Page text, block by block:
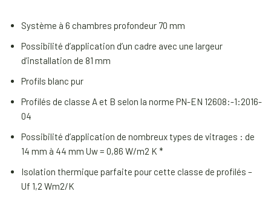
Système à 6 chambres profondeur 70 mm
Possibilité d’application d’un cadre avec une largeur
d’installation de 81 mm
Profils blanc pur
Profilés de classe A et B selon la norme PN-EN 12608:-1:2016-
04
Possibilité d’application de nombreux types de vitrages : de
14 mm à 44 mm Uw = 0,86 W/m2 K *
Isolation thermique parfaite pour cette classe de profilés –
Uf 1,2 Wm2/K